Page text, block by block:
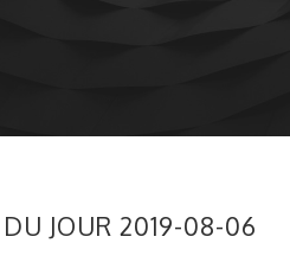
JOUR 2019-08-06